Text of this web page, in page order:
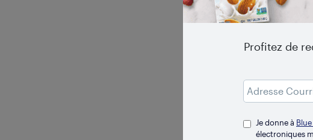
Profitez de
Je donne à
électroniques